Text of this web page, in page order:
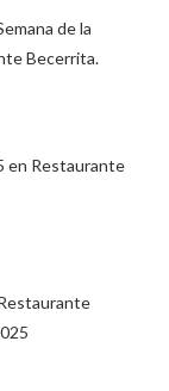
de la
Becerrita.
en Restaurante